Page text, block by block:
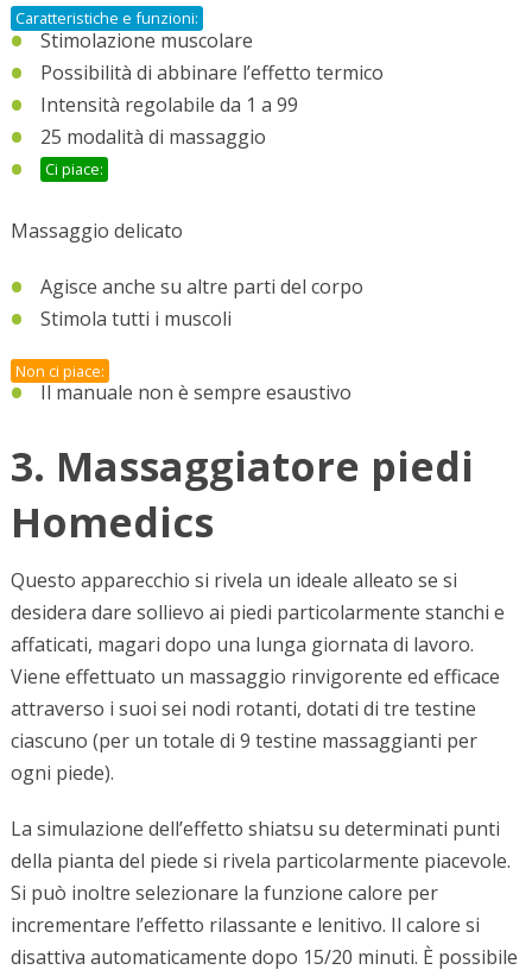
Caratteristiche e funzioni:
Stimolazione muscolare
Possibilità di abbinare l’effetto termico
Intensità regolabile da 1 a 99
25 modalità di massaggio
Ci piace:
Massaggio delicato
Agisce anche su altre parti del corpo
Stimola tutti i muscoli
Non ci piace:
Il manuale non è sempre esaustivo
3. Massaggiatore piedi
Homedics
Questo apparecchio si rivela un ideale alleato se si
desidera dare sollievo ai piedi particolarmente stanchi e
affaticati, magari dopo una lunga giornata di lavoro.
Viene effettuato un massaggio rinvigorente ed efficace
attraverso i suoi sei nodi rotanti, dotati di tre testine
ciascuno (per un totale di 9 testine massaggianti per
ogni piede).
La simulazione dell’effetto shiatsu su determinati punti
della pianta del piede si rivela particolarmente piacevole.
Si può inoltre selezionare la funzione calore per
incrementare l’effetto rilassante e lenitivo. Il calore si
disattiva automaticamente dopo 15/20 minuti. È possibile